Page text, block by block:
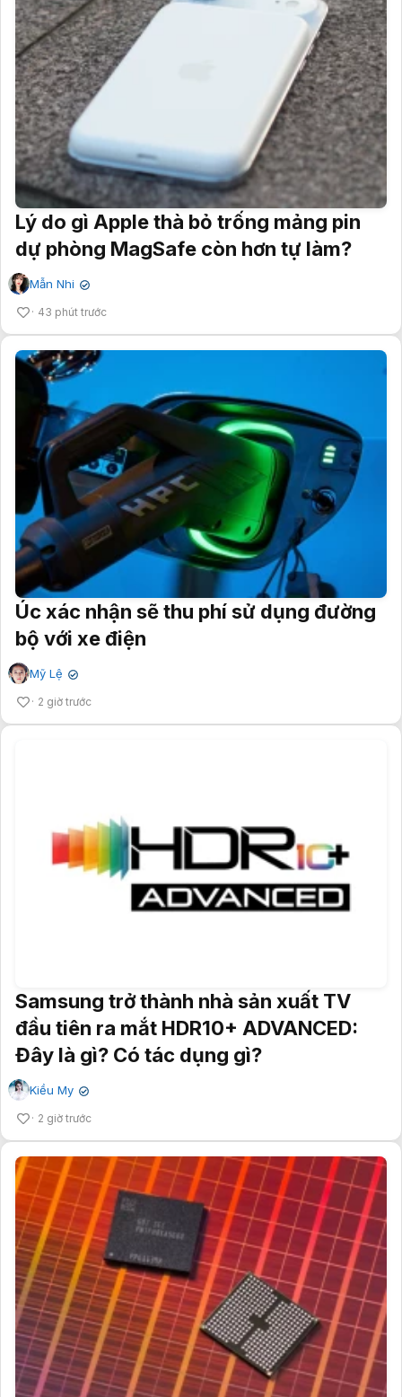
Lý do gì Apple thà bỏ trống mảng pin
dự phòng MagSafe còn hơn tự làm?
Mẫn Nhi ✔
43 phút trước
Úc xác nhận sẽ thu phí sử dụng đường
bộ với xe điện
Mỹ Lệ ✔
2 giờ trước
Samsung trở thành nhà sản xuất TV
đầu tiên ra mắt HDR10+ ADVANCED:
Đây là gì? Có tác dụng gì?
Kiều My ✔
2 giờ trước